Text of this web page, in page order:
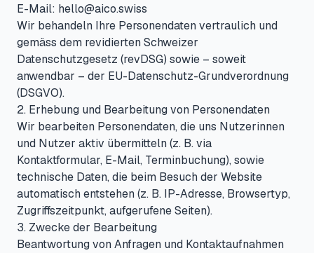
E-Mail: hello@aico.swiss
Wir behandeln Ihre Personendaten vertraulich und
gemäss dem revidierten Schweizer
Datenschutzgesetz (revDSG) sowie – soweit
anwendbar – der EU-Datenschutz-Grundverordnung
(DSGVO).
2. Erhebung und Bearbeitung von Personendaten
Wir bearbeiten Personendaten, die uns Nutzerinnen
und Nutzer aktiv übermitteln (z. B. via
Kontaktformular, E-Mail, Terminbuchung), sowie
technische Daten, die beim Besuch der Website
automatisch entstehen (z. B. IP-Adresse, Browsertyp,
Zugriffszeitpunkt, aufgerufene Seiten).
3. Zwecke der Bearbeitung
Beantwortung von Anfragen und Kontaktaufnahmen